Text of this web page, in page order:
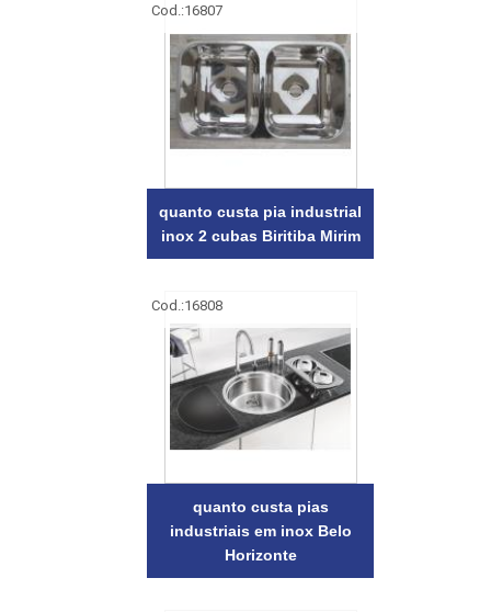
Cod.:16807
quanto custa pia industrial
inox 2 cubas Biritiba Mirim
Cod.:16808
quanto custa pias
industriais em inox Belo
Horizonte